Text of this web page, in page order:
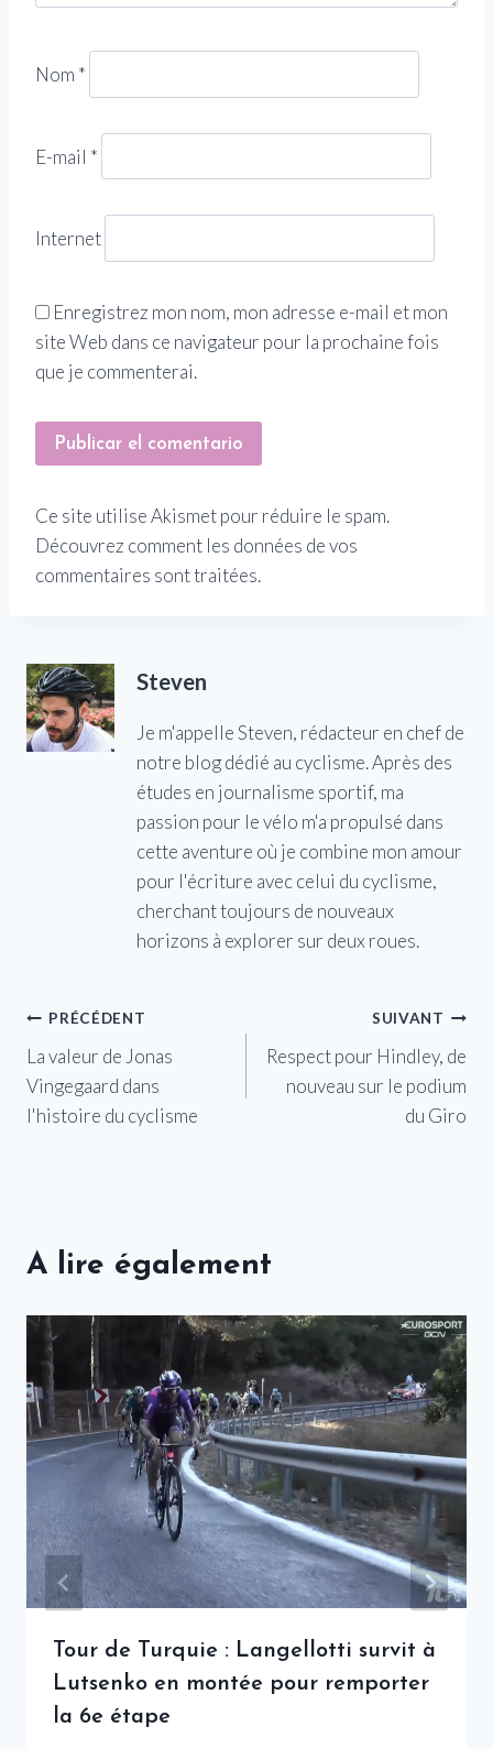
Nom *
E-mail *
Internet
Enregistrez mon nom, mon adresse e-mail et mon
site Web dans ce navigateur pour la prochaine fois
que je commenterai.
Ce site utilise Akismet pour réduire le spam.
Découvrez comment les données de vos
commentaires sont traitées.
Steven
Je m'appelle Steven, rédacteur en chef de
notre blog dédié au cyclisme. Après des
études en journalisme sportif, ma
passion pour le vélo m'a propulsé dans
cette aventure où je combine mon amour
pour l'écriture avec celui du cyclisme,
cherchant toujours de nouveaux
horizons à explorer sur deux roues.
Navigation
de
l’article
PRÉCÉDENT
La valeur de Jonas
Vingegaard dans
l'histoire du cyclisme
SUIVANT
Respect pour Hindley, de
nouveau sur le podium
du Giro
A lire également
Tour de Turquie : Langellotti survit à
Lutsenko en montée pour remporter
la 6e étape